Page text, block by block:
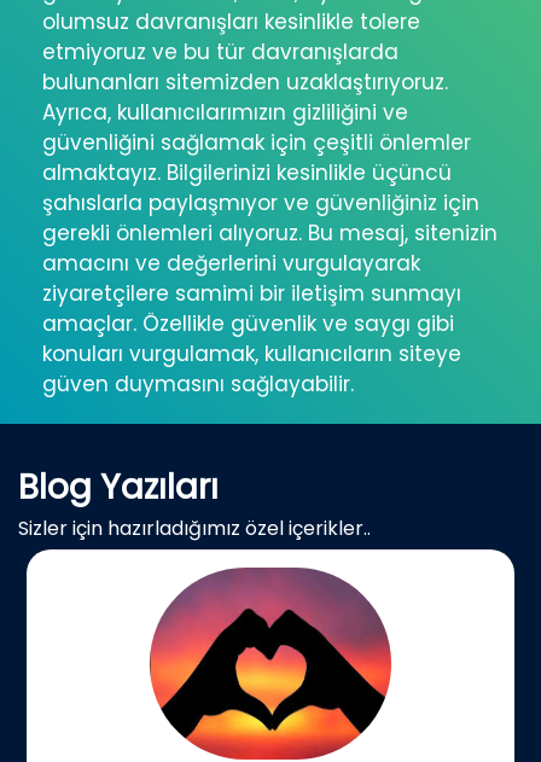
olumsuz davranışları kesinlikle tolere
etmiyoruz ve bu tür davranışlarda
bulunanları sitemizden uzaklaştırıyoruz.
Ayrıca, kullanıcılarımızın gizliliğini ve
güvenliğini sağlamak için çeşitli önlemler
almaktayız. Bilgilerinizi kesinlikle üçüncü
şahıslarla paylaşmıyor ve güvenliğiniz için
gerekli önlemleri alıyoruz. Bu mesaj, sitenizin
amacını ve değerlerini vurgulayarak
ziyaretçilere samimi bir iletişim sunmayı
amaçlar. Özellikle güvenlik ve saygı gibi
konuları vurgulamak, kullanıcıların siteye
güven duymasını sağlayabilir.
Blog Yazıları
Sizler için hazırladığımız özel içerikler..